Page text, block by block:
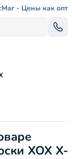
- Цены как опт
ХОХ X-